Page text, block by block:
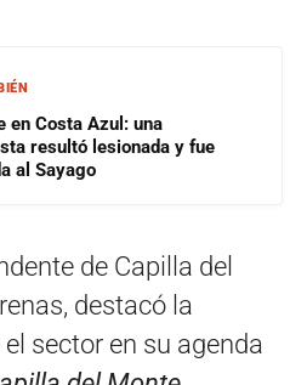
en Costa Azul: una
resultó lesionada y fue
al Sayago
de Capilla del
destacó la
sector en su agenda